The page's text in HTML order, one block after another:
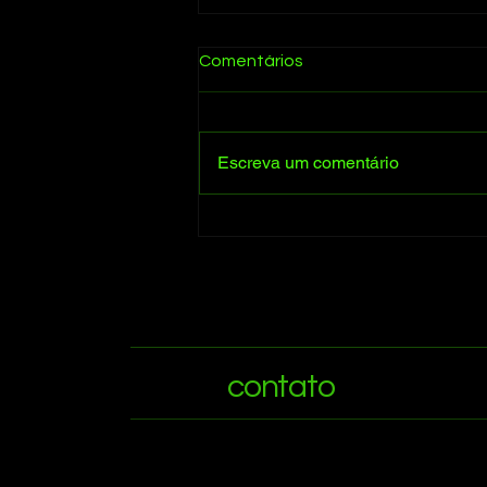
Comentários
Escreva um comentário
contato